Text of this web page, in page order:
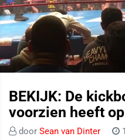
BEKIJK: De
voorzien heeft
door Sean van Dinter